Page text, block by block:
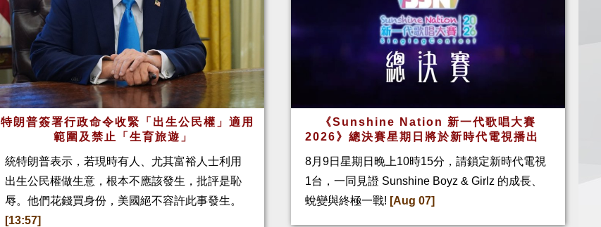
特朗普簽署行政命令收緊「出生公民權」適用
範圍及禁止「生育旅遊」
統特朗普表示，若現時有人、尤其富裕人士利用
出生公民權做生意，根本不應該發生，批評是恥
辱。他們花錢買身份，美國絕不容許此事發生。
[13:57]
《Sunshine Nation 新一代歌唱大賽
2026》總決賽星期日將於新時代電視播出
8月9日星期日晚上10時15分，請鎖定新時代電視
1台，一同見證 Sunshine Boyz & Girlz 的成長、
蛻變與終極一戰! [Aug 07]